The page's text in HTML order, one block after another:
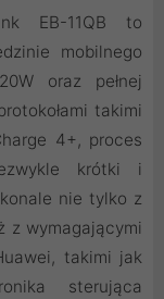
EB-11QB to
mobilnego
oraz pełnej
takimi
4+, proces
krótki i
nie tylko z
z wymagającymi
takimi jak
sterująca